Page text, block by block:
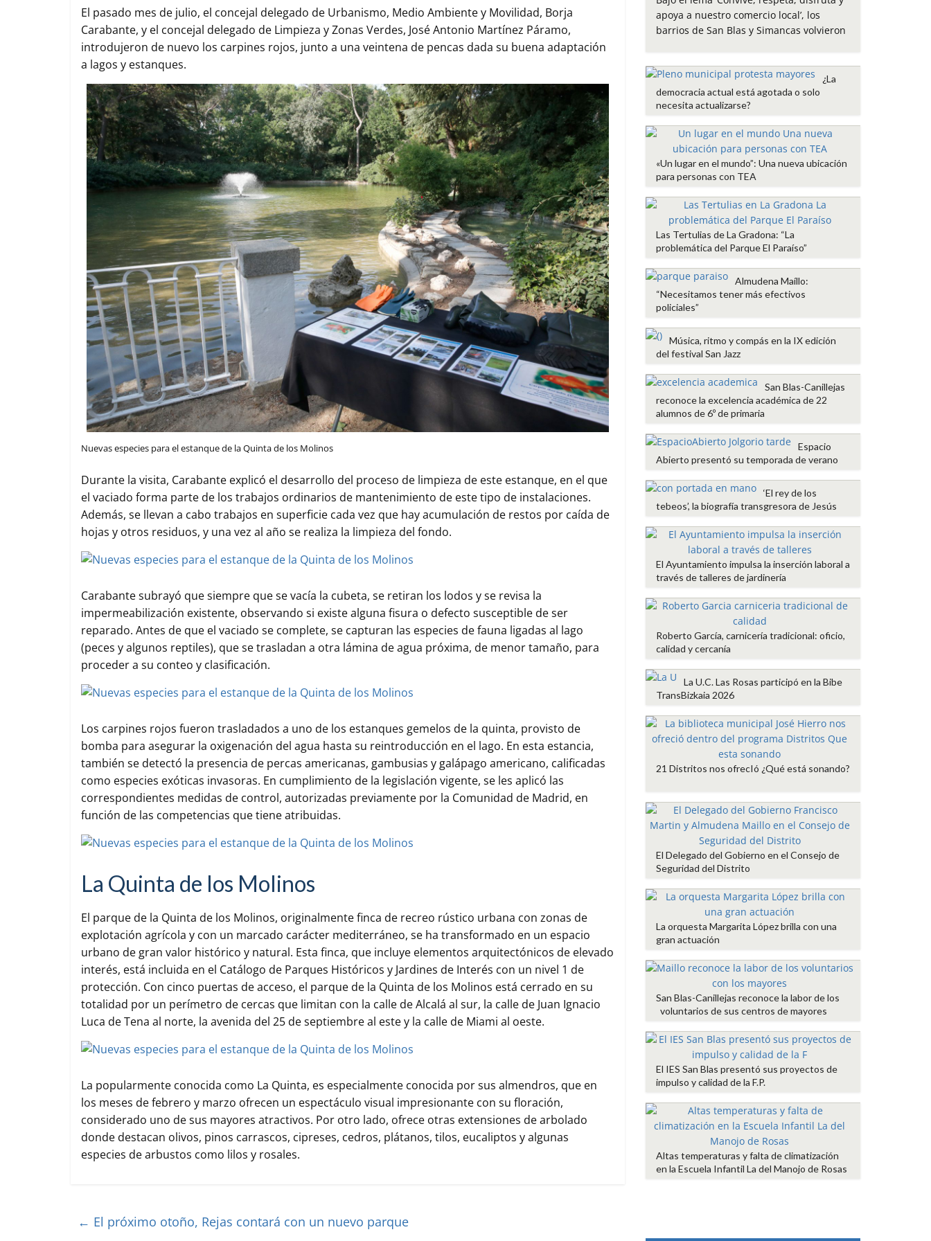
k
p
t
i
r
El pasado mes de julio, el concejal delegado de Urbanismo, Medio Ambiente y Movilidad, Borja
Carabante, y el concejal delegado de Limpieza y Zonas Verdes, José Antonio Martínez Páramo,
introdujeron de nuevo los carpines rojos, junto a una veintena de pencas dada su buena adaptación
a lagos y estanques.
Nuevas especies para el estanque de la Quinta de los Molinos
Durante la visita, Carabante explicó el desarrollo del proceso de limpieza de este estanque, en el que
el vaciado forma parte de los trabajos ordinarios de mantenimiento de este tipo de instalaciones.
Además, se llevan a cabo trabajos en superficie cada vez que hay acumulación de restos por caída de
hojas y otros residuos, y una vez al año se realiza la limpieza del fondo.
Carabante subrayó que siempre que se vacía la cubeta, se retiran los lodos y se revisa la
impermeabilización existente, observando si existe alguna fisura o defecto susceptible de ser
reparado. Antes de que el vaciado se complete, se capturan las especies de fauna ligadas al lago
(peces y algunos reptiles), que se trasladan a otra lámina de agua próxima, de menor tamaño, para
proceder a su conteo y clasificación.
Los carpines rojos fueron trasladados a uno de los estanques gemelos de la quinta, provisto de
bomba para asegurar la oxigenación del agua hasta su reintroducción en el lago. En esta estancia,
también se detectó la presencia de percas americanas, gambusias y galápago americano, calificadas
como especies exóticas invasoras. En cumplimiento de la legislación vigente, se les aplicó las
correspondientes medidas de control, autorizadas previamente por la Comunidad de Madrid, en
función de las competencias que tiene atribuidas.
La Quinta de los Molinos
El parque de la Quinta de los Molinos, originalmente finca de recreo rústico urbana con zonas de
explotación agrícola y con un marcado carácter mediterráneo, se ha transformado en un espacio
urbano de gran valor histórico y natural. Esta finca, que incluye elementos arquitectónicos de elevado
interés, está incluida en el Catálogo de Parques Históricos y Jardines de Interés con un nivel 1 de
protección. Con cinco puertas de acceso, el parque de la Quinta de los Molinos está cerrado en su
totalidad por un perímetro de cercas que limitan con la calle de Alcalá al sur, la calle de Juan Ignacio
Luca de Tena al norte, la avenida del 25 de septiembre al este y la calle de Miami al oeste.
La popularmente conocida como La Quinta, es especialmente conocida por sus almendros, que en
los meses de febrero y marzo ofrecen un espectáculo visual impresionante con su floración,
considerado uno de sus mayores atractivos. Por otro lado, ofrece otras extensiones de arbolado
donde destacan olivos, pinos carrascos, cipreses, cedros, plátanos, tilos, eucaliptos y algunas
especies de arbustos como lilos y rosales.
← El próximo otoño, Rejas contará con un nuevo parque
e
b
k
t
t
t
s
p
l
p
a
r
i
r
apoya a nuestro comercio local’, los
barrios de San Blas y Simancas volvieron
¿La
democracia actual está agotada o solo
necesita actualizarse?
«Un lugar en el mundo”: Una nueva ubicación
para personas con TEA
Las Tertulias de La Gradona: “La
problemática del Parque El Paraíso”
Almudena Maíllo:
“Necesitamos tener más efectivos
policiales”
Música, ritmo y compás en la IX edición
del festival San Jazz
San Blas-Canillejas
reconoce la excelencia académica de 22
alumnos de 6º de primaria
Espacio
Abierto presentó su temporada de verano
‘El rey de los
tebeos’, la biografía transgresora de Jesús
El Ayuntamiento impulsa la inserción laboral a
través de talleres de jardinería
Roberto García, carnicería tradicional: oficio,
calidad y cercanía
La U.C. Las Rosas participó en la Bibe
TransBizkaia 2026
21 Distritos nos ofrecIó ¿Qué está sonando?
El Delegado del Gobierno en el Consejo de
Seguridad del Distrito
La orquesta Margarita López brilla con una
gran actuación
San Blas-Canillejas reconoce la labor de los
voluntarios de sus centros de mayores
El IES San Blas presentó sus proyectos de
impulso y calidad de la F.P.
Altas temperaturas y falta de climatización
en la Escuela Infantil La del Manojo de Rosas